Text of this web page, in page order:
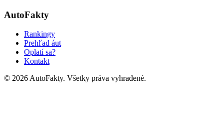
AutoFakty
Rankingy
Prehľad áut
Oplatí sa?
Kontakt
© 2026 AutoFakty. Všetky práva vyhradené.